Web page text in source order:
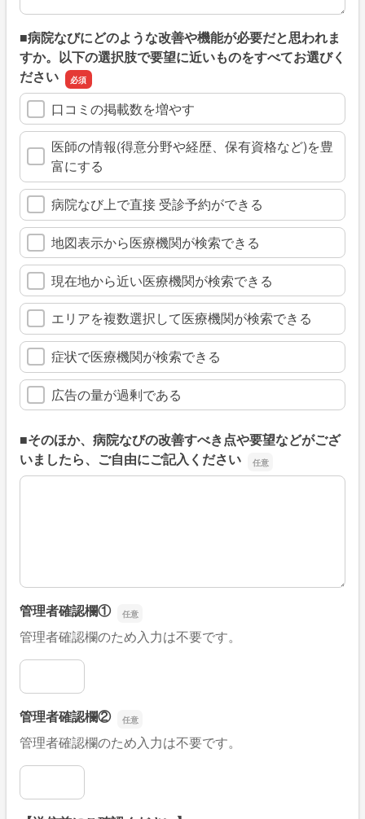
■病院なびにどのような改善や機能が必要だと思われま
すか。以下の選択肢で要望に近いものをすべてお選びく
ださい
口コミの掲載数を増やす
医師の情報(得意分野や経歴、保有資格など)を豊
富にする
病院なび上で直接 受診予約ができる
地図表示から医療機関が検索できる
現在地から近い医療機関が検索できる
エリアを複数選択して医療機関が検索できる
症状で医療機関が検索できる
広告の量が過剰である
■そのほか、病院なびの改善すべき点や要望などがござ
いましたら、ご自由にご記入ください
■そのほか、病院なびの改善すべき点や要望などがござい
管理者確認欄①
管理者確認欄のため入力は不要です。
管理者確認欄①
管理者確認欄②
管理者確認欄のため入力は不要です。
管理者確認欄②